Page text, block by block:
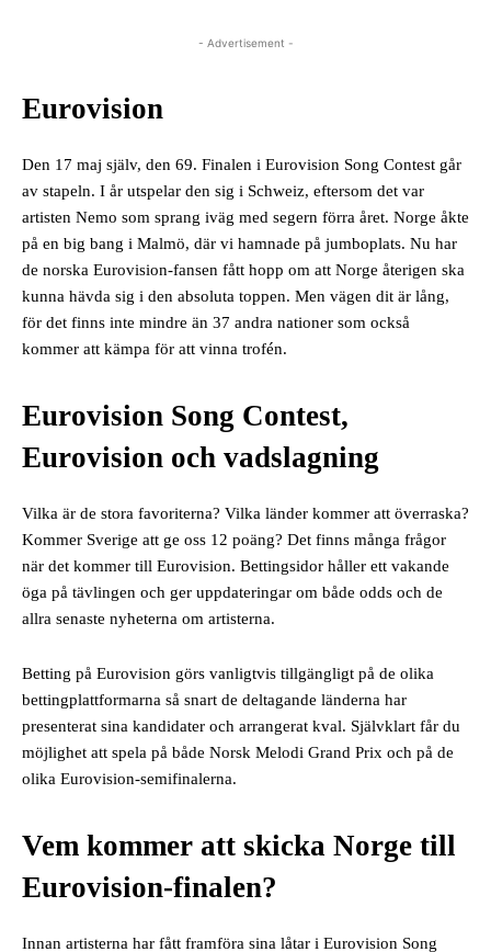
- Advertisement -
Eurovision
Den 17 maj själv, den 69. Finalen i Eurovision Song Contest går
av stapeln. I år utspelar den sig i Schweiz, eftersom det var
artisten Nemo som sprang iväg med segern förra året. Norge åkte
på en big bang i Malmö, där vi hamnade på jumboplats. Nu har
de norska Eurovision-fansen fått hopp om att Norge återigen ska
kunna hävda sig i den absoluta toppen. Men vägen dit är lång,
för det finns inte mindre än 37 andra nationer som också
kommer att kämpa för att vinna trofén.
Eurovision Song Contest,
Eurovision och vadslagning
Vilka är de stora favoriterna? Vilka länder kommer att överraska?
Kommer Sverige att ge oss 12 poäng? Det finns många frågor
när det kommer till Eurovision. Bettingsidor håller ett vakande
öga på tävlingen och ger uppdateringar om både odds och de
allra senaste nyheterna om artisterna.
Betting på Eurovision görs vanligtvis tillgängligt på de olika
bettingplattformarna så snart de deltagande länderna har
presenterat sina kandidater och arrangerat kval. Självklart får du
möjlighet att spela på både Norsk Melodi Grand Prix och på de
olika Eurovision-semifinalerna.
Vem kommer att skicka Norge till
Eurovision-finalen?
Innan artisterna har fått framföra sina låtar i Eurovision Song